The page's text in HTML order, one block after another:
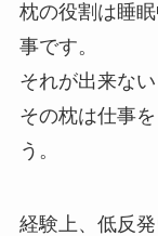
枕の役割は睡
事です。
それが出来な
その枕は仕事
う。
経験上、低反